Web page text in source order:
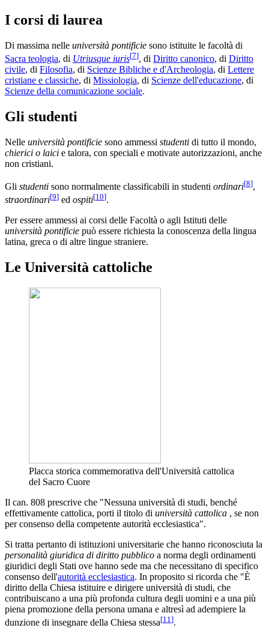
I corsi di laurea
Di massima nelle università pontificie sono istituite le facoltà di
Sacra teologia, di Utriusque iuris[7], di Diritto canonico, di Diritto
civile, di Filosofia, di Scienze Bibliche e d'Archeologia, di Lettere
cristiane e classiche, di Missiologia, di Scienze dell'educazione, di
Scienze della comunicazione sociale.
Gli studenti
Nelle università pontificie sono ammessi studenti di tutto il mondo,
chierici o laici e talora, con speciali e motivate autorizzazioni, anche
non cristiani.
Gli studenti sono normalmente classificabili in studenti ordinari[8],
straordinari[9] ed ospiti[10].
Per essere ammessi ai corsi delle Facoltà o agli Istituti delle
università pontificie può essere richiesta la conoscenza della lingua
latina, greca o di altre lingue straniere.
Le Università cattoliche
Placca storica commemorativa dell'Università cattolica
del Sacro Cuore
Il can. 808 prescrive che "Nessuna università di studi, benché
effettivamente cattolica, porti il titolo di università cattolica , se non
per consenso della competente autorità ecclesiastica".
Si tratta pertanto di istituzioni universitarie che hanno riconosciuta la
personalità giuridica di diritto pubblico a norma degli ordinamenti
giuridici degli Stati ove hanno sede ma che necessitano di specifico
consenso dell'autorità ecclesiastica. In proposito si ricorda che "È
diritto della Chiesa istituire e dirigere università di studi, che
contribuiscano a una più profonda cultura degli uomini e a una più
piena promozione della persona umana e altresì ad adempiere la
dunzione di insegnare della Chiesa stessa[11].